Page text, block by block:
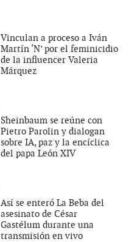
Vinculan a proceso a Iván
Martín ‘N’ por el feminicidio
de la influencer Valeria
Márquez
Sheinbaum se reúne con
Pietro Parolin y dialogan
sobre IA, paz y la encíclica
del papa León XIV
Así se enteró La Beba del
asesinato de César
Gastélum durante una
transmisión en vivo